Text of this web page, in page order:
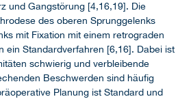
und Gangstörung [4,16,19]. Die
des oberen Sprunggelenks
mit Fixation mit einem retrograden
ein Standardverfahren [6,16]. Dabei ist
schwierig und verbleibende
Beschwerden sind häufig
Planung ist Standard und